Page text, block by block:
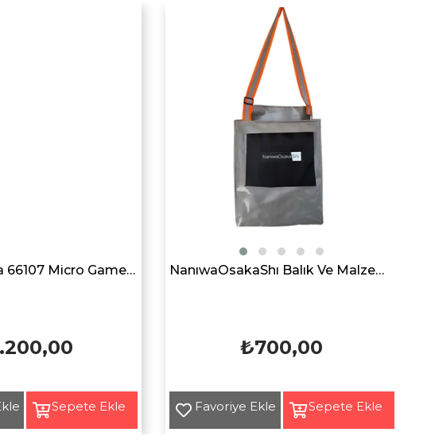
Owner Cultiva 66107 Micro Game PE 4x 150mt Orange İp Misina NanıwaOsakaShı Balık Ve Malzeme Çantası
₺700,00
Yeni
Ürün